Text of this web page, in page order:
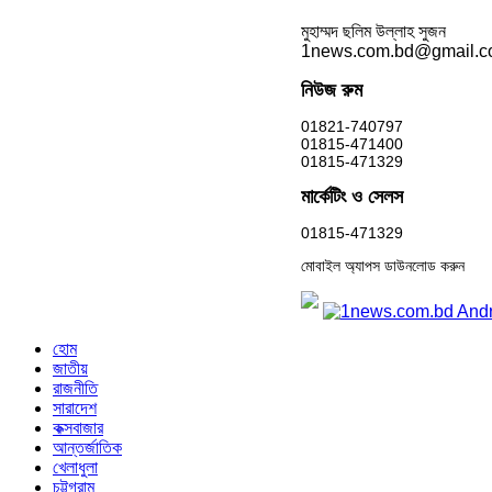
মুহাম্মদ ছলিম উল্লাহ সুজন
নিউজ রুম
01821-740797
01815-471400
01815-471329
মার্কেটিং ও সেলস
01815-471329
মোবাইল অ্যাপস ডাউনলোড করুন
হোম
জাতীয়
রাজনীতি
সারাদেশ
কক্সবাজার
আন্তর্জাতিক
খেলাধুলা
চট্টগ্রাম